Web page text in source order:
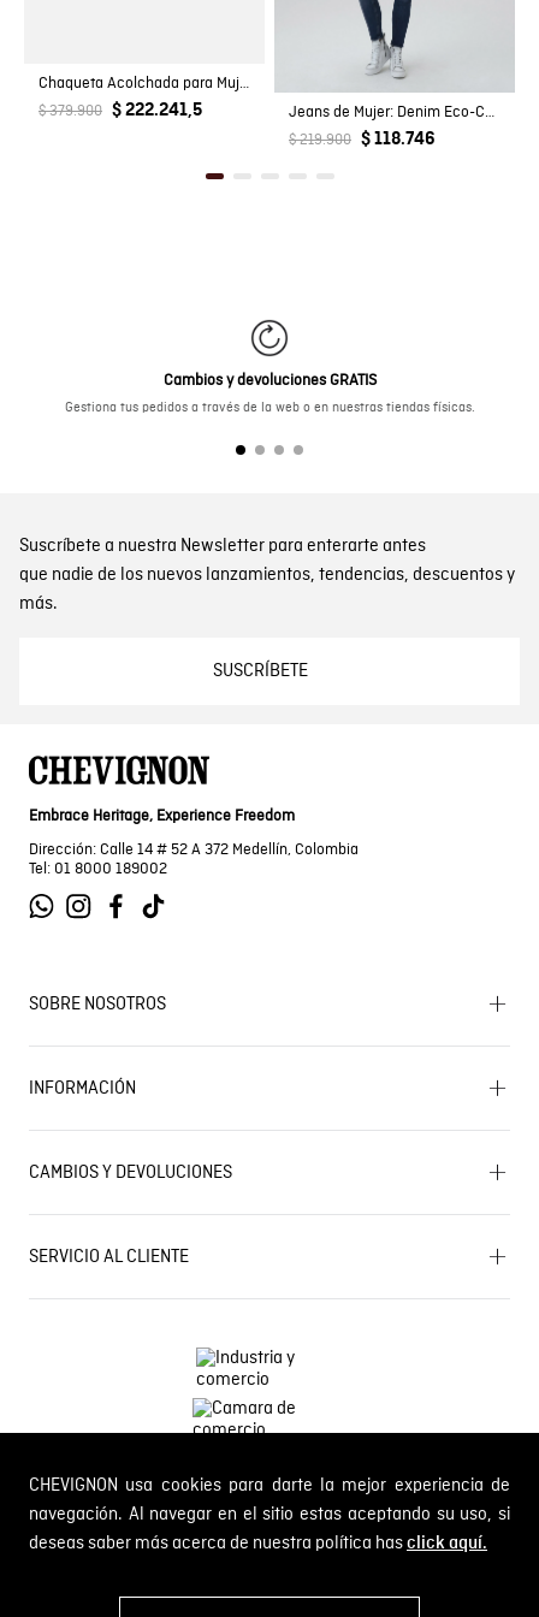
CHEVIGNON usa cookies para darte la mejor experiencia de
navegación. Al navegar en el sitio estas aceptando su uso, si
deseas saber más acerca de nuestra política hasclick aquí.
Chaqueta Acolchada para Mujer
$ 379.900 $ 222.241,5 Jeans de Mujer: Denim Eco-Confort
$ 219.900 $ 118.746
Cambios y devoluciones GRATIS
Gestiona tus pedidos a través de la web o en nuestras tiendas físicas.
Suscríbete a nuestra Newsletter para enterarte antes
que nadie de los nuevos lanzamientos, tendencias, descuentos y
más.
SUSCRÍBETE
Embrace Heritage, Experience Freedom
Dirección: Calle 14 # 52 A 372 Medellín, Colombia
Tel: 01 8000 189002
SOBRE NOSOTROS
Encuentra tu tienda
Historia de la marca
Mapa del sitio
Próximos eventos
INFORMACIÓN
Términos y condiciones
Términos y condiciones de promociones
Política de Cookies
Política de Cambios y Devoluciones
CAMBIOS Y DEVOLUCIONES
Gestiona tu cambio o devolución
PQR y Otras solicitudes
Estado de mi PQR
SERVICIO AL CLIENTE
Línea nacional: 01 8000 189002
Comodin S.A.S. NIT: 800.069.933-6
© 2024 Chevignon, todos los derechos reservados